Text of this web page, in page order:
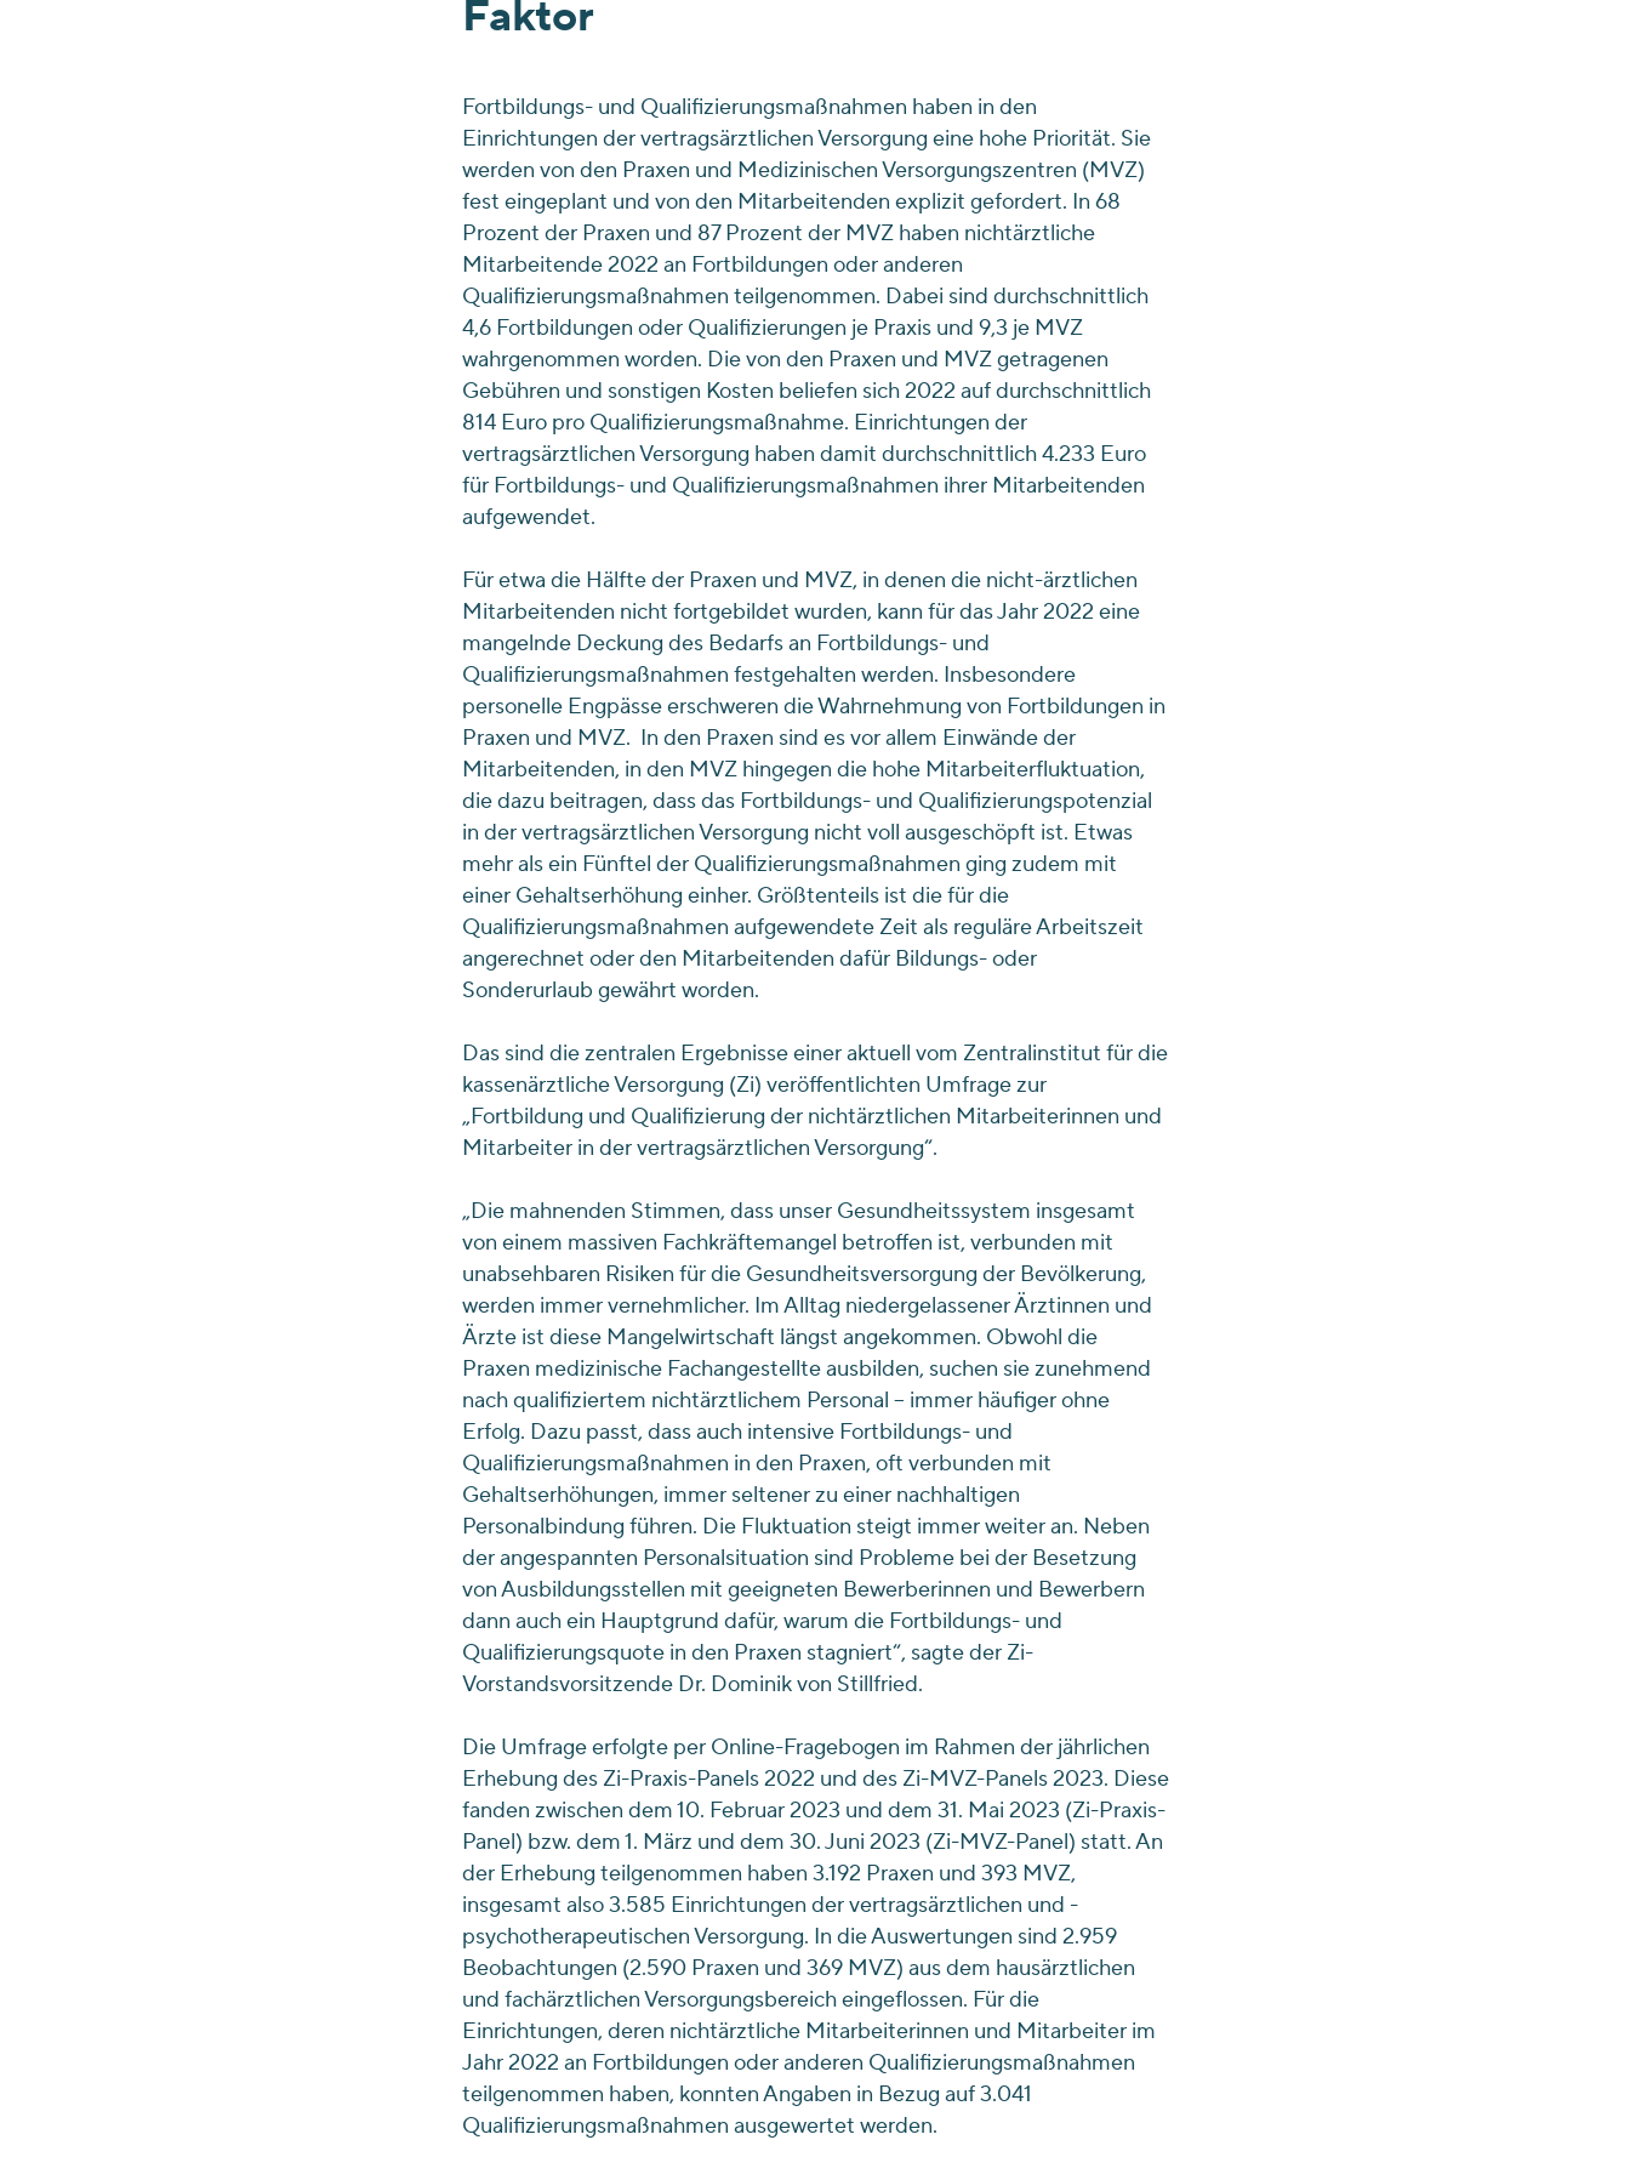
Faktor
Fortbildungs- und Qualifizierungsmaßnahmen haben in den
Einrichtungen der vertragsärztlichen Versorgung eine hohe Priorität. Sie
werden von den Praxen und Medizinischen Versorgungszentren (MVZ)
fest eingeplant und von den Mitarbeitenden explizit gefordert. In 68
Prozent der Praxen und 87 Prozent der MVZ haben nichtärztliche
Mitarbeitende 2022 an Fortbildungen oder anderen
Qualifizierungsmaßnahmen teilgenommen. Dabei sind durchschnittlich
4,6 Fortbildungen oder Qualifizierungen je Praxis und 9,3 je MVZ
wahrgenommen worden. Die von den Praxen und MVZ getragenen
Gebühren und sonstigen Kosten beliefen sich 2022 auf durchschnittlich
814 Euro pro Qualifizierungsmaßnahme. Einrichtungen der
vertragsärztlichen Versorgung haben damit durchschnittlich 4.233 Euro
für Fortbildungs- und Qualifizierungsmaßnahmen ihrer Mitarbeitenden
aufgewendet.
Für etwa die Hälfte der Praxen und MVZ, in denen die nicht-ärztlichen
Mitarbeitenden nicht fortgebildet wurden, kann für das Jahr 2022 eine
mangelnde Deckung des Bedarfs an Fortbildungs- und
Qualifizierungsmaßnahmen festgehalten werden. Insbesondere
personelle Engpässe erschweren die Wahrnehmung von Fortbildungen in
Praxen und MVZ. In den Praxen sind es vor allem Einwände der
Mitarbeitenden, in den MVZ hingegen die hohe Mitarbeiterfluktuation,
die dazu beitragen, dass das Fortbildungs- und Qualifizierungspotenzial
in der vertragsärztlichen Versorgung nicht voll ausgeschöpft ist. Etwas
mehr als ein Fünftel der Qualifizierungsmaßnahmen ging zudem mit
einer Gehaltserhöhung einher. Größtenteils ist die für die
Qualifizierungsmaßnahmen aufgewendete Zeit als reguläre Arbeitszeit
angerechnet oder den Mitarbeitenden dafür Bildungs- oder
Sonderurlaub gewährt worden.
Das sind die zentralen Ergebnisse einer aktuell vom Zentralinstitut für die
kassenärztliche Versorgung (Zi) veröffentlichten Umfrage zur
„Fortbildung und Qualifizierung der nichtärztlichen Mitarbeiterinnen und
Mitarbeiter in der vertragsärztlichen Versorgung“.
„Die mahnenden Stimmen, dass unser Gesundheitssystem insgesamt
von einem massiven Fachkräftemangel betroffen ist, verbunden mit
unabsehbaren Risiken für die Gesundheitsversorgung der Bevölkerung,
werden immer vernehmlicher. Im Alltag niedergelassener Ärztinnen und
Ärzte ist diese Mangelwirtschaft längst angekommen. Obwohl die
Praxen medizinische Fachangestellte ausbilden, suchen sie zunehmend
nach qualifiziertem nichtärztlichem Personal – immer häufiger ohne
Erfolg. Dazu passt, dass auch intensive Fortbildungs- und
Qualifizierungsmaßnahmen in den Praxen, oft verbunden mit
Gehaltserhöhungen, immer seltener zu einer nachhaltigen
Personalbindung führen. Die Fluktuation steigt immer weiter an. Neben
der angespannten Personalsituation sind Probleme bei der Besetzung
von Ausbildungsstellen mit geeigneten Bewerberinnen und Bewerbern
dann auch ein Hauptgrund dafür, warum die Fortbildungs- und
Qualifizierungsquote in den Praxen stagniert“, sagte der Zi-
Vorstandsvorsitzende Dr. Dominik von Stillfried.
Die Umfrage erfolgte per Online-Fragebogen im Rahmen der jährlichen
Erhebung des Zi-Praxis-Panels 2022 und des Zi-MVZ-Panels 2023. Diese
fanden zwischen dem 10. Februar 2023 und dem 31. Mai 2023 (Zi-Praxis-
Panel) bzw. dem 1. März und dem 30. Juni 2023 (Zi-MVZ-Panel) statt. An
der Erhebung teilgenommen haben 3.192 Praxen und 393 MVZ,
insgesamt also 3.585 Einrichtungen der vertragsärztlichen und -
psychotherapeutischen Versorgung. In die Auswertungen sind 2.959
Beobachtungen (2.590 Praxen und 369 MVZ) aus dem hausärztlichen
und fachärztlichen Versorgungsbereich eingeflossen. Für die
Einrichtungen, deren nichtärztliche Mitarbeiterinnen und Mitarbeiter im
Jahr 2022 an Fortbildungen oder anderen Qualifizierungsmaßnahmen
teilgenommen haben, konnten Angaben in Bezug auf 3.041
Qualifizierungsmaßnahmen ausgewertet werden.